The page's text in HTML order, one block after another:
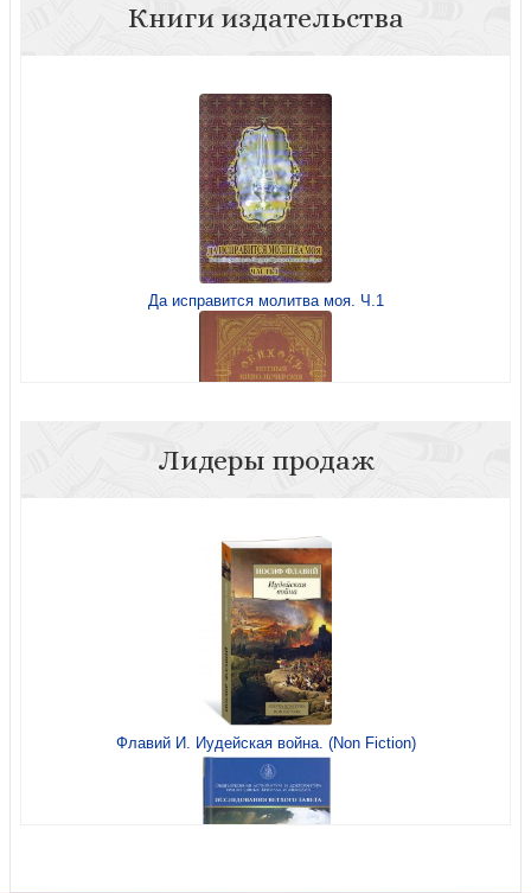
Книги издательства
Да исправится молитва моя. Ч.1
бдение. Ч.1
Избранные песнопения: вечерни, утрени и Литургии.
Вып.1
Лидеры продаж
Флавий И. Иудейская война. (Non Fiction)